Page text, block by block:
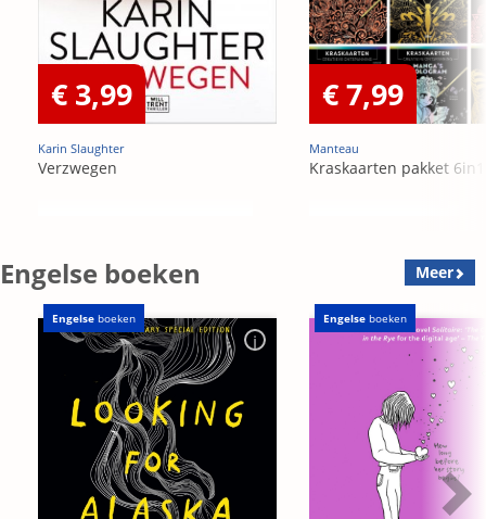
€ 3,99
Karin Slaughter
Verzwegen
€ 7,99
Manteau
Kraskaarten pakket 6in1
Engelse boeken Meer
Engelse boeken Engelse boeken